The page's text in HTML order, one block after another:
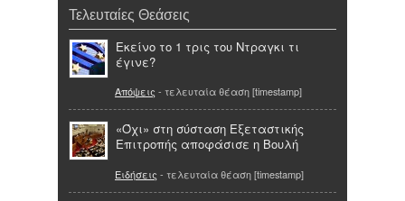
Τελευταίες Θεάσεις
Εκείνο το 1 τρις του Ντραγκι τι
έγινε?
Απόψεις - τελευταία θέαση [timestamp]
«Όχι» στη σύσταση Εξεταστικής
Επιτροπής αποφάσισε η Βουλή
Ειδήσεις - τελευταία θέαση [timestamp]